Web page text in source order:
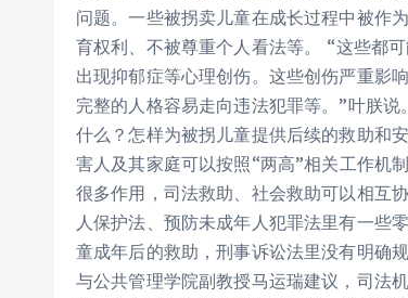
问题。一些被拐卖儿童在成长过程中被作
育权利、不被尊重个人看法等。 “这些都
出现抑郁症等心理创伤。这些创伤严重影
完整的人格容易走向违法犯罪等。”叶朕
什么？怎样为被拐儿童提供后续的救助和
害人及其家庭可以按照“两高”相关工作机
很多作用，司法救助、社会救助可以相互
人保护法、预防未成年人犯罪法里有一些
童成年后的救助，刑事诉讼法里没有明确
与公共管理学院副教授马运瑞建议，司法